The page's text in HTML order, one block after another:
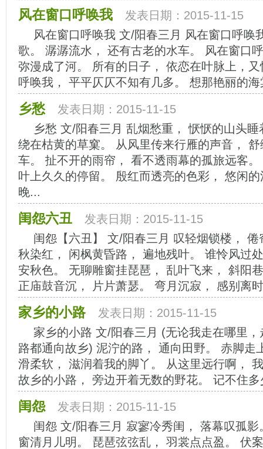
风在窗口呼唤我
发表日期：2015-11-15
风在窗口呼唤我 文/阳春三月 风在窗口呼唤
歌。 潺潺流水， 还有古老的水车。 风在窗口
弥漫成了河。 所有的日子， 依恋在叶脉上，
呼唤我， 平平仄仄不知有几多。 想那艳丽的
乡愁
发表日期：2015-11-15
乡愁 文/阳春三月 乱烟愁重， 恹恹的山头
绕在枯黄的草窠。 从风里传来行雁的声音，
车。 扯不开的雨帘， 看不透雨幕的孤旅远客
叶上久久的停留。 殷红而透亮的色彩， 悠闲
晚...
闺怨六丑
发表日期：2015-11-15
闺怨【六丑】 文/阳春三月 叹轻烟锁楼，
秋染红， 闲枫黄昏路， 遍地残叶。 谁怜风过
安秋色。 无聊雕窗挂琵琶， 乱叶飞来， 斜阳
正庙鼓音沉， 片片萧瑟。 弯月沉寂， 感别离
家乡的小路
发表日期：2015-11-15
家乡的小路 文/阳春三月 (无论我走在哪里
路都通向故乡) 泥泞的路， 通向田野。 赤脚走
滑柔软， 滋润着我的脚丫。 从这里远行啊，
故乡的小路， 旁边开着无数的野花。 记不住
闺怨
发表日期：2015-11-15
闺怨 文/阳春三月 寂寥冷秀闺， 落幕叹孤
窗清月儿明。 琵琶弦弦乱， 羽裳点点盈。 伏